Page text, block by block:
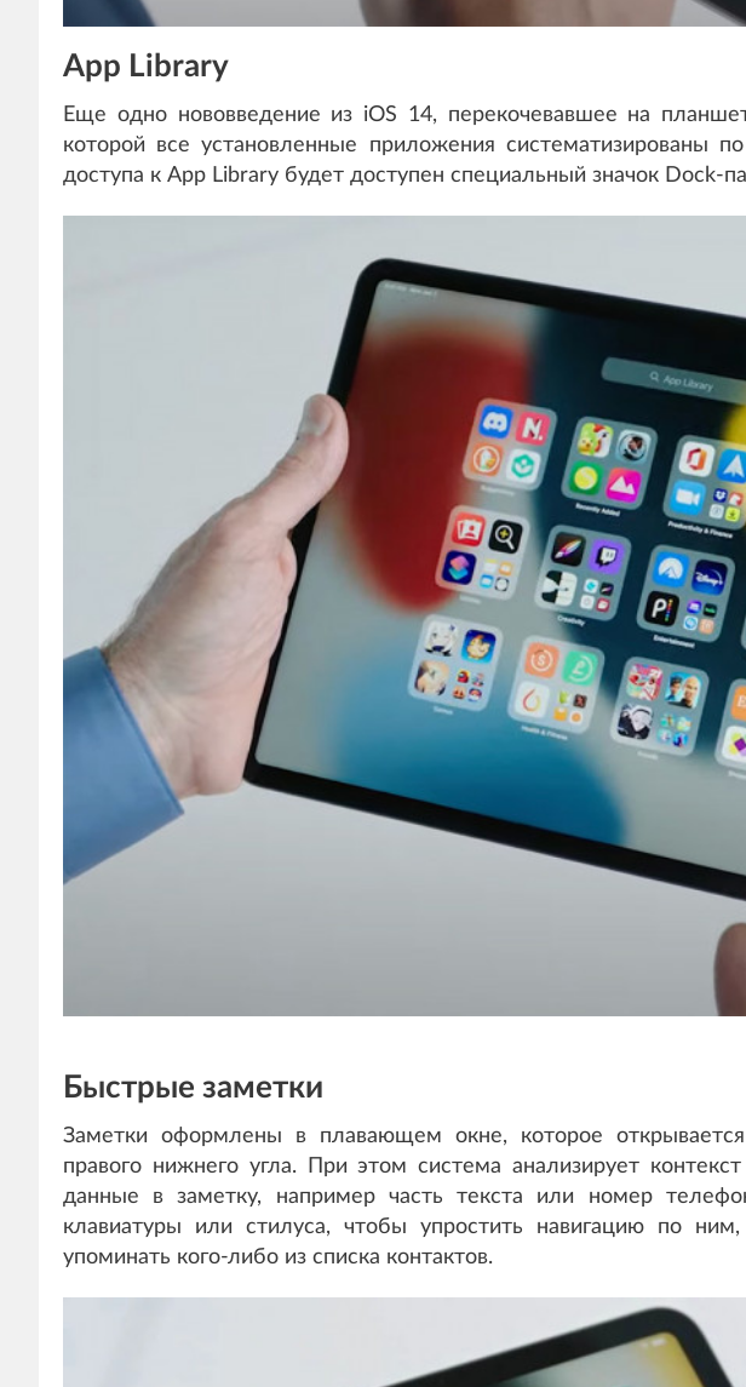
App Library
Еще одно нововведение из iOS 14, перекочевавшее на
которой все установленные приложения систематизированы
доступа к App Library будет доступен специальный значок Dock-
Быстрые заметки
Заметки оформлены в плавающем окне, которое
правого нижнего угла. При этом система анализирует
данные в заметку, например часть текста или номер
клавиатуры или стилуса, чтобы упростить навигацию по
упоминать кого-либо из списка контактов.